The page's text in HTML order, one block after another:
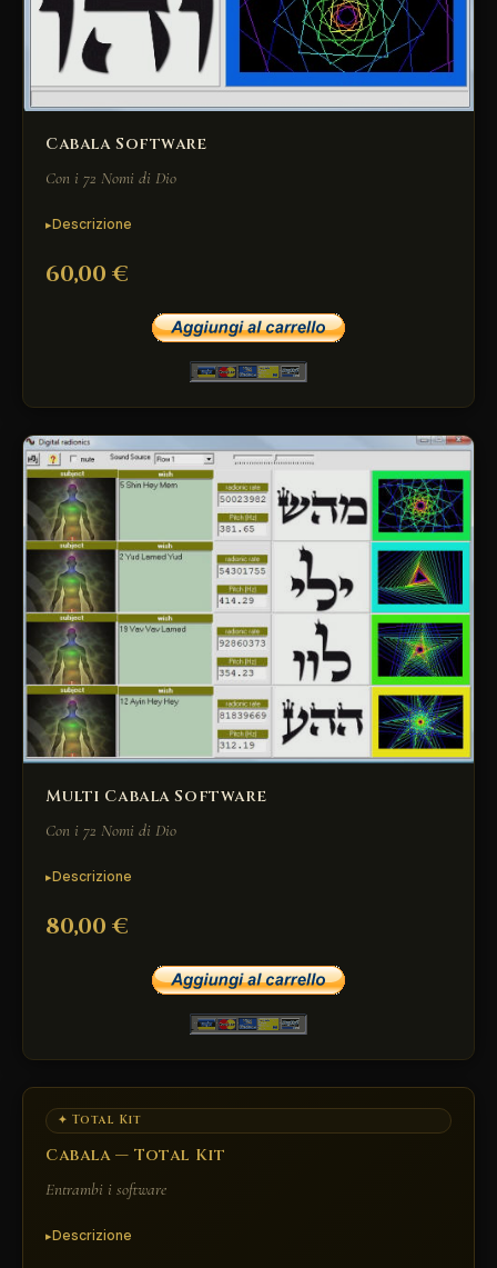
Cabala Software
Con i 72 Nomi di Dio
Descrizione
60,00 €
Multi Cabala Software
Con i 72 Nomi di Dio
Descrizione
80,00 €
✦ Total Kit
Cabala — Total Kit
Entrambi i software
Descrizione